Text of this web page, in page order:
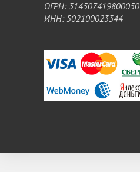
ОГРН: 314507419800050
ИНН: 502100023344